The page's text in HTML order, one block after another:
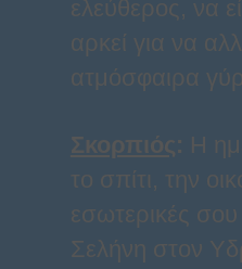
ελεύθερος, να
αρκεί για να
ατμόσφαιρα
Σκορπιός: Η
το σπίτι, την
εσωτερικές
Σελήνη στον